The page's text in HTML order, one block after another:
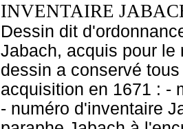
INVENTAIRE
Dessin dit
Jabach, acquis pour le
dessin a conservé
acquisition en 1671 : -
- numéro d'inventaire